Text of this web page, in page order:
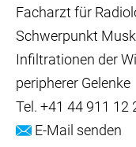
Facharzt für
Schwerpunkt
Infiltrationen der
peripherer Gelenke
Tel. +41 44 911 12
E-Mail senden